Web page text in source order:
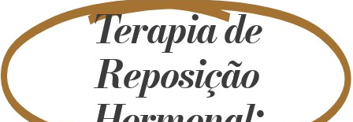
Terapia de
Reposição